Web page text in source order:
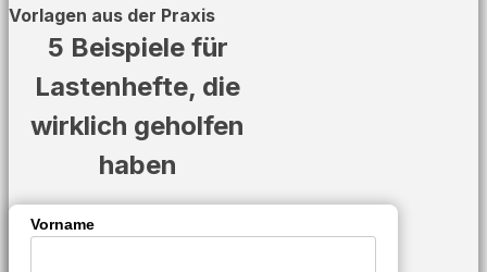
Vorlagen aus der Praxis
5 Beispiele für
Lastenhefte, die
wirklich geholfen
haben
Vorname